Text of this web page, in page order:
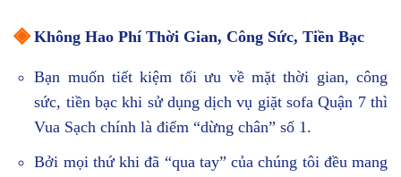
◈Không Hao Phí Thời Gian, Công Sức, Tiền Bạc
Bạn muốn tiết kiệm tối ưu về mặt thời gian, công
sức, tiền bạc khi sử dụng dịch vụ giặt sofa Quận 7 thì
Vua Sạch chính là điểm “dừng chân” số 1.
Bởi mọi thứ khi đã “qua tay” của chúng tôi đều mang